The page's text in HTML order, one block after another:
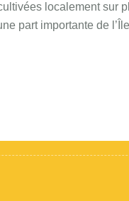
localement sur
part importante de